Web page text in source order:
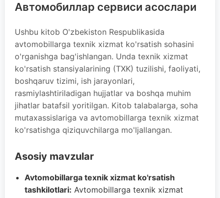
Автомобиллар сервиси асослари
Ushbu kitob O'zbekiston Respublikasida
avtomobillarga texnik xizmat ko'rsatish sohasini
o'rganishga bag'ishlangan. Unda texnik xizmat
ko'rsatish stansiyalarining (TXK) tuzilishi, faoliyati,
boshqaruv tizimi, ish jarayonlari,
rasmiylashtiriladigan hujjatlar va boshqa muhim
jihatlar batafsil yoritilgan. Kitob talabalarga, soha
mutaxassislariga va avtomobillarga texnik xizmat
ko'rsatishga qiziquvchilarga mo'ljallangan.
Asosiy mavzular
Avtomobillarga texnik xizmat ko'rsatish
tashkilotlari: Avtomobillarga texnik xizmat